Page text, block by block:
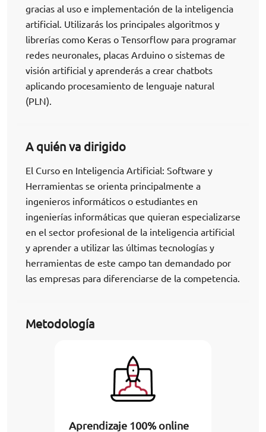
gracias al uso e implementación de la inteligencia
artificial. Utilizarás los principales algoritmos y
librerías como Keras o Tensorflow para programar
redes neuronales, placas Arduino o sistemas de
visión artificial y aprenderás a crear chatbots
aplicando procesamiento de lenguaje natural
(PLN).
A quién va dirigido
El Curso en Inteligencia Artificial: Software y
Herramientas se orienta principalmente a
ingenieros informáticos o estudiantes en
ingenierías informáticas que quieran especializarse
en el sector profesional de la inteligencia artificial
y aprender a utilizar las últimas tecnologías y
herramientas de este campo tan demandado por
las empresas para diferenciarse de la competencia.
Metodología
Aprendizaje 100% online